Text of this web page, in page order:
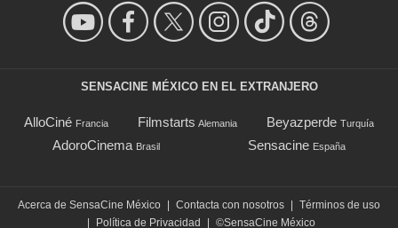
SENSACINE MÉXICO EN EL EXTRANJERO
AlloCiné Francia Filmstarts Alemania Beyazperde Turquía
AdoroCinema Brasil Sensacine España
Acerca de SensaCine México Contacta con nosotros
Términos de uso
Política de Privacidad ©SensaCine México